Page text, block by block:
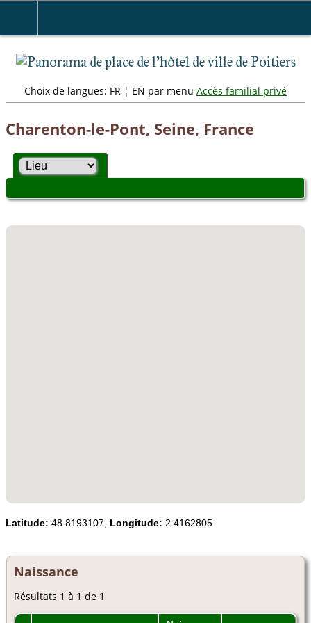
Choix de langues: FR ¦ EN par menu Accès familial privé
Charenton-le-Pont, Seine, France
Latitude: 48.8193107, Longitude: 2.4162805
Naissance
Résultats 1 à 1 de 1